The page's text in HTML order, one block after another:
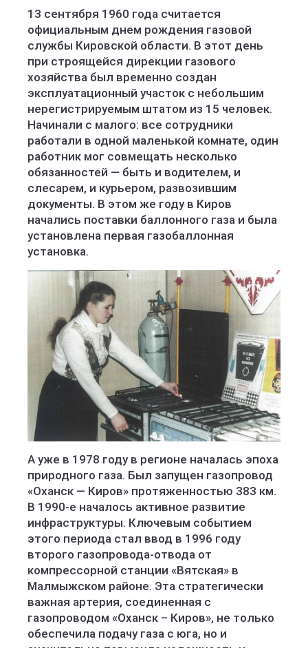
13 сентября 1960 года считается
официальным днем рождения газовой
службы Кировской области. В этот день
при строящейся дирекции газового
хозяйства был временно создан
эксплуатационный участок с небольшим
нерегистрируемым штатом из 15 человек.
Начинали с малого: все сотрудники
работали в одной маленькой комнате, один
работник мог совмещать несколько
обязанностей — быть и водителем, и
слесарем, и курьером, развозившим
документы. В этом же году в Киров
начались поставки баллонного газа и была
установлена первая газобаллонная
установка.
А уже в 1978 году в регионе началась эпоха
природного газа. Был запущен газопровод
«Оханск — Киров» протяженностью 383 км.
В 1990-е началось активное развитие
инфраструктуры. Ключевым событием
этого периода стал ввод в 1996 году
второго газопровода-отвода от
компрессорной станции «Вятская» в
Малмыжском районе. Эта стратегически
важная артерия, соединенная с
газопроводом «Оханск – Киров», не только
обеспечила подачу газа с юга, но и